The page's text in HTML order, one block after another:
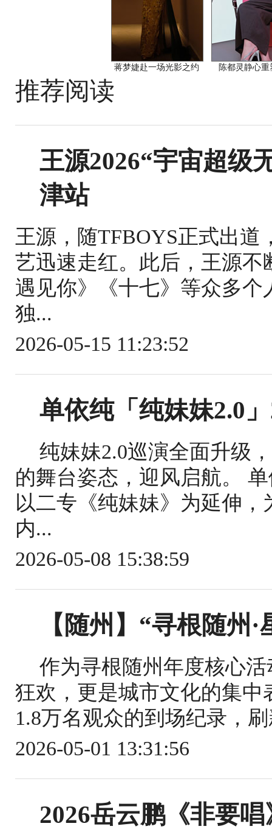
蒋梦婕赴一场光影之约 陈都灵静心重
推荐阅读
王源2026“宇宙超级
津站
王源，随TFBOYS正式出
艺迅速走红。此后，王源
遇见你》《十七》等众多
独...
2026-05-15 11:23:52
单依纯「纯妹妹2.0
纯妹妹2.0巡演全面升级
的舞台姿态，迎风启航。
以二专《纯妹妹》为延伸
内...
2026-05-08 15:38:59
【随州】“寻根随州
作为寻根随州年度核心
狂欢，更是城市文化的集
1.8万名观众的到场纪录，
2026-05-01 13:31:56
2026岳云鹏《非要